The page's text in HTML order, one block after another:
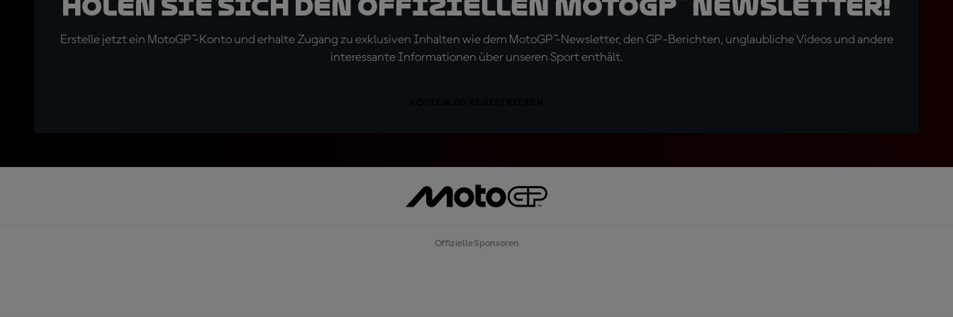
Holen Sie sich den offiziellen MotoGP™ Newsletter!
Erstelle jetzt ein MotoGP™-Konto und erhalte Zugang zu exklusiven Inhalten wie dem MotoGP™-Newsletter, den GP-Berichten, unglaubliche Videos und andere
interessante Informationen über unseren Sport enthält.
Offizielle Sponsoren